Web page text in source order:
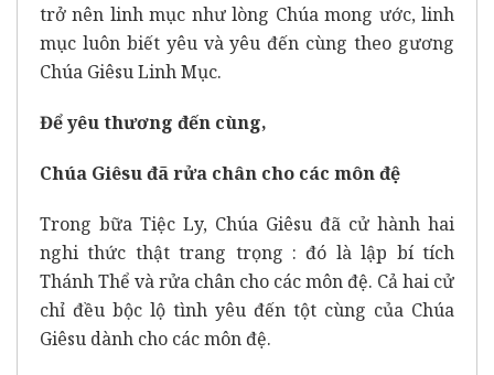
trở nên linh mục như lòng Chúa mong ước, linh
mục luôn biết yêu và yêu đến cùng theo gương
Chúa Giêsu Linh Mục.
Để yêu thương đến cùng,
Chúa Giêsu đã rửa chân cho các môn đệ
Trong bữa Tiệc Ly, Chúa Giêsu đã cử hành hai
nghi thức thật trang trọng : đó là lập bí tích
Thánh Thể và rửa chân cho các môn đệ. Cả hai cử
chỉ đều bộc lộ tình yêu đến tột cùng của Chúa
Giêsu dành cho các môn đệ.